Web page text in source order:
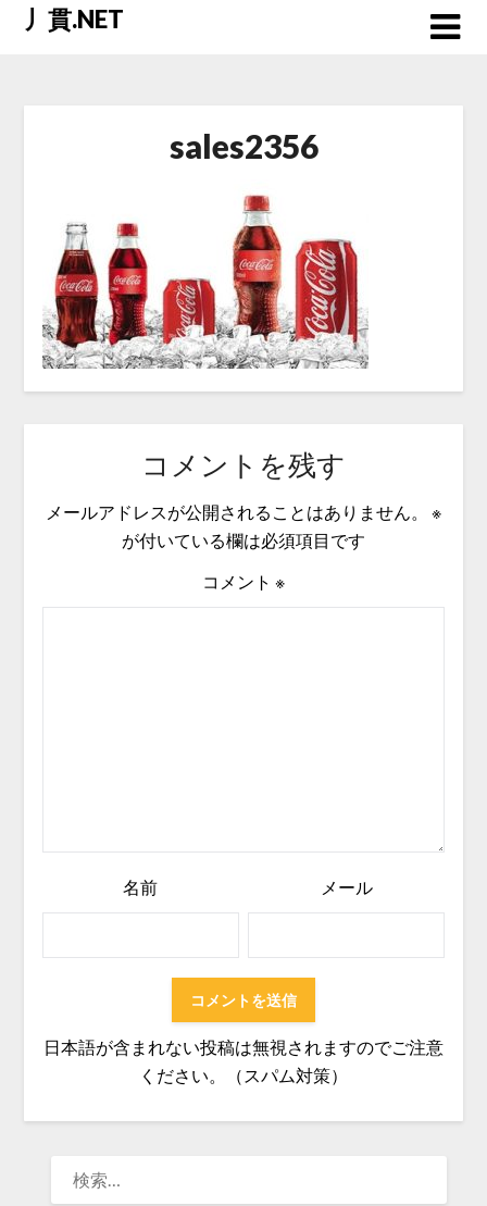
Skip丿貫.NET
sales2356
コメントを残す
メールアドレスが公開されることはありません。
※
が付いている欄は必須項目です
コメント ※
名前 メール
日本語が含まれない投稿は無視されますのでご注意
ください。（スパム対策）